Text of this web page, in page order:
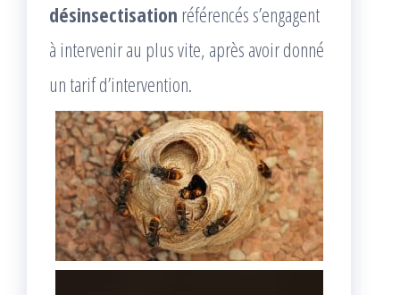
désinsectisation référencés s’engagent
à intervenir au plus vite, après avoir donné
un tarif d’intervention.